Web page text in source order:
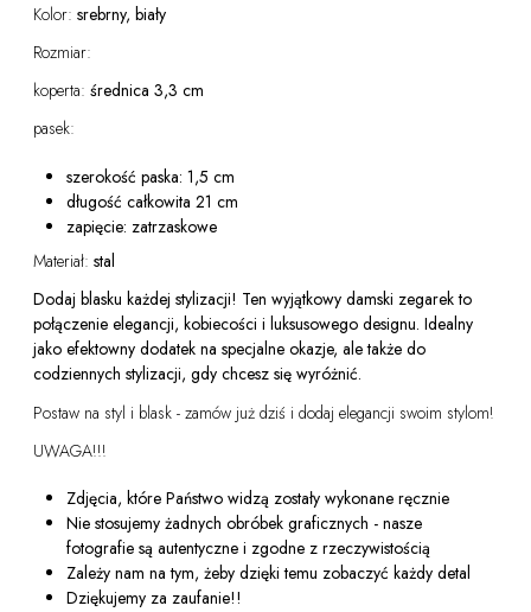
Kolor: srebrny, biały
Rozmiar:
koperta: średnica 3,3 cm
pasek:
szerokość paska: 1,5 cm
długość całkowita 21 cm
zapięcie: zatrzaskowe
Materiał: stal
Dodaj blasku każdej stylizacji! Ten wyjątkowy damski zegarek to
połączenie elegancji, kobiecości i luksusowego designu. Idealny
jako efektowny dodatek na specjalne okazje, ale także do
codziennych stylizacji, gdy chcesz się wyróżnić.
Postaw na styl i blask - zamów już dziś i dodaj elegancji swoim stylom!
UWAGA!!!
Zdjęcia, które Państwo widzą zostały wykonane ręcznie
Nie stosujemy żadnych obróbek graficznych - nasze
fotografie są autentyczne i zgodne z rzeczywistością
Zależy nam na tym, żeby dzięki temu zobaczyć każdy detal
Dziękujemy za zaufanie!!